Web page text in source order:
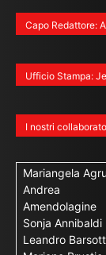
Capo Redattore:
Ufficio Stampa:
I nostri
Mariangela
Andrea
Amendolagine
Sonja Annibaldi
Leandro